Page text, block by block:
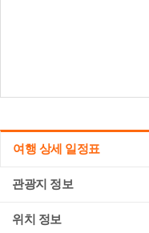
여행 상세 일정표
관광지 정보
위치 정보